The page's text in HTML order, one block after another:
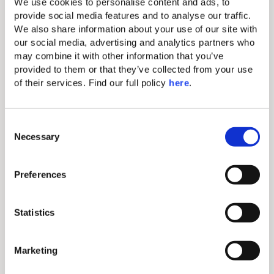
provide social media features and to analyse our traffic.
We also share information about your use of our site with
our social media, advertising and analytics partners who
may combine it with other information that you’ve
provided to them or that they’ve collected from your use
of their services. Find our full policy here.
Necessary
Preferences
Statistics
Marketing
Aménagements standard
Miroir de maquillage
Fer & planche à repasser
WiFi gratuit
Climatisation centrale
Sèche-cheveux
Ligne directe (frais supplémentaires)